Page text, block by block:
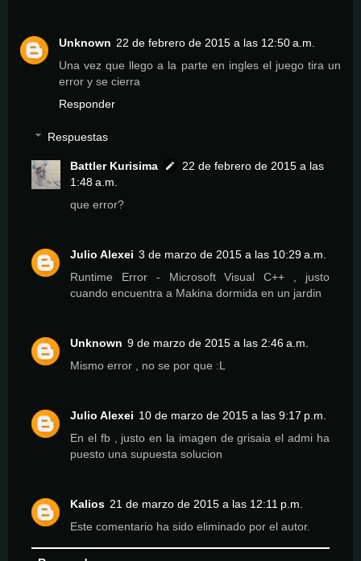
Unknown 22 de febrero de 2015 a las 12:50 a.m.
Una vez que llego a la parte en ingles el juego tira un
error y se cierra
Responder
Respuestas
Battler Kurisima
22 de febrero de 2015 a las
1:48 a.m.
que error?
Julio Alexei 3 de marzo de 2015 a las 10:29 a.m.
Runtime Error - Microsoft Visual C++ , justo
cuando encuentra a Makina dormida en un jardin
Unknown 9 de marzo de 2015 a las 2:46 a.m.
Mismo error , no se por que :L
Julio Alexei 10 de marzo de 2015 a las 9:17 p.m.
En el fb , justo en la imagen de grisaia el admi ha
puesto una supuesta solucion
Kalios 21 de marzo de 2015 a las 12:11 p.m.
Este comentario ha sido eliminado por el autor.